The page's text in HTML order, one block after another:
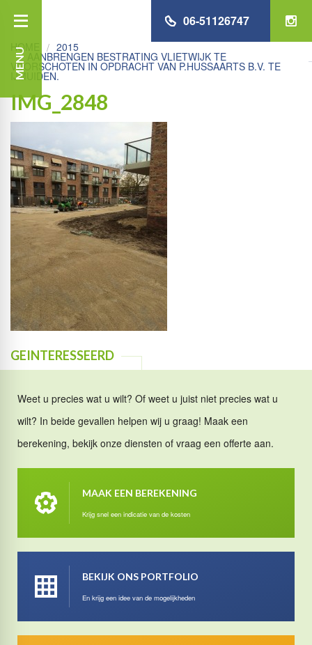
MENU
06-51126747
HOME 2015
AANBRENGEN BESTRATING VLIETWIJK TE
VOORSCHOTEN IN OPDRACHT VAN P.HUSSAARTS B.V. TE
IJMUIDEN.
IMG_2848
GEINTERESSEERD
Weet u precies wat u wilt? Of weet u juist niet precies wat u
wilt? In beide gevallen helpen wij u graag! Maak een
berekening, bekijk onze diensten of vraag een offerte aan.
MAAK EEN BEREKENING
Krijg snel een indicatie van de kosten
BEKIJK ONS PORTFOLIO
En krijg een idee van de mogelijkheden